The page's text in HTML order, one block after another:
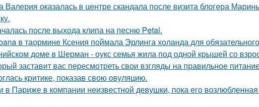
оказалась в центре скандала после визита блогера
после выхода клипа на песню Petal.
в таормине Ксения поймала Эрлинга холанда для
доме в Шерман - оукс семья жила под одной крышей со
заставит вас пересмотреть свои взгляды на правильное
критике, показав свою овуляцию.
в Париже в компании неизвестной девушки, пока его